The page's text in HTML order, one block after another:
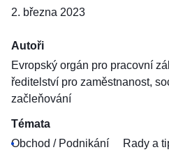
2. března 2023
Autoři
Evropský orgán pro pracovní
ředitelství pro zaměstnanost,
začleňování
Témata
Obchod / Podnikání
Rady a